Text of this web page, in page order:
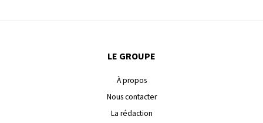
LE GROUPE
À propos
Nous contacter
La rédaction